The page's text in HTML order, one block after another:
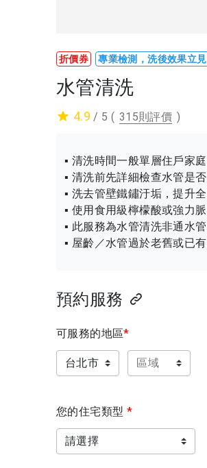
折價券 專業檢測，洗後效果立見
水管清洗
4.9 / 5 ( 315則評價 )
▪ 清洗時間一般單層住戶家
▪ 清洗前先詳細檢查水管是
▪ 洗去管壁鐵鏽汙垢，提升
▪ 使用食用級檸檬酸或強力
▪ 此服務為水管清洗非通水
▪ 屋齡／水管過於老舊或已
預約服務
可服務的地區*
您的住宅類型 *